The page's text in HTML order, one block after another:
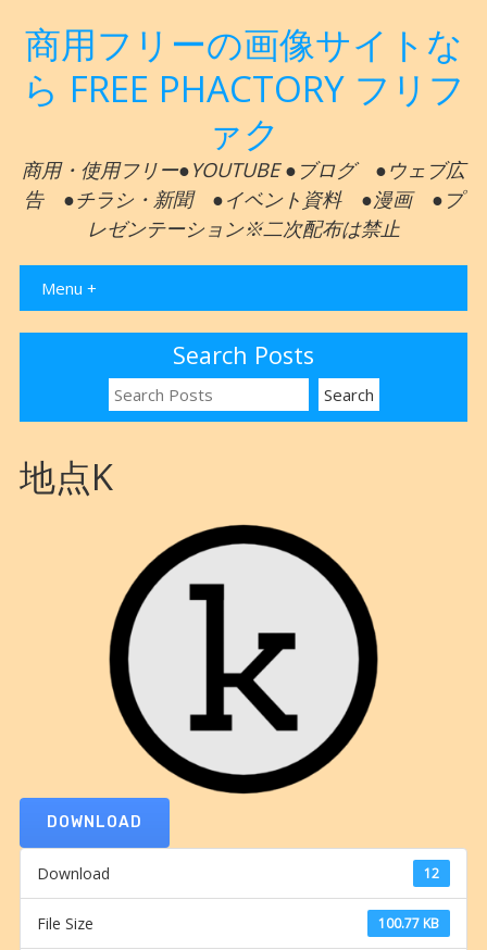
商用フリーの画像サイトな
ら FREE PHACTORY フリフ
ァク
商用・使用フリー●YOUTUBE ●ブログ ●ウェブ広
告 ●チラシ・新聞 ●イベント資料 ●漫画 ●プ
レゼンテーション※二次配布は禁止
Menu +
Search Posts
地点K
DOWNLOAD
Download 12
File Size 100.77 KB